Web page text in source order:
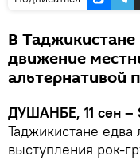
В Таджикистане
движение
альтернативой
ДУШАНБЕ, 11 сен –
Таджикистане
выступления рок-